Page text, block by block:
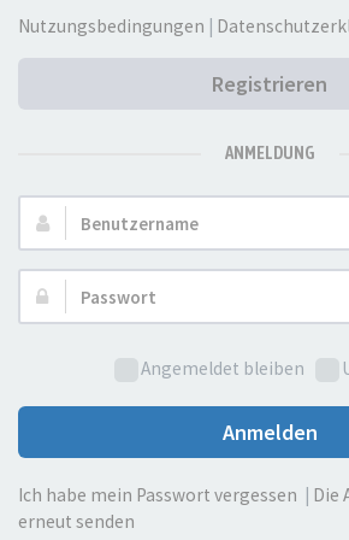
Nutzungsbedingungen |
Registrieren
ANMELDUNG
Benutzername:
Passwort:
Angemeldet bleiben
Anmelden
Ich habe mein Passwort vergessen
Die
erneut senden